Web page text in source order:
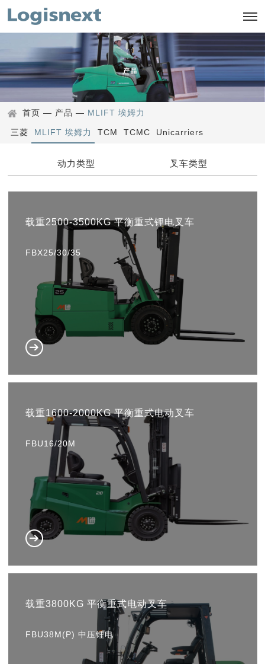
首页 — 产品 — MLIFT 埃姆力
三菱 MLIFT 埃姆力 TCM TCMC Unicarriers
动力类型 叉车类型
载重2500-3500KG 平衡重式锂电叉车
FBX25/30/35
载重1600-2000KG 平衡重式电动叉车
FBU16/20M
载重3800KG 平衡重式电动叉车
FBU38M(P) 中压锂电